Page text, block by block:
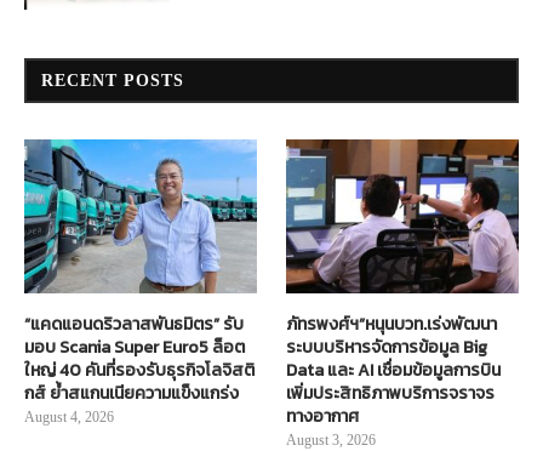
RECENT POSTS
“แคดแอนดริวลาสพันธมิตร” รับ
มอบ Scania Super Euro5 ล็อต
ใหญ่ 40 คันที่รองรับธุรกิจโลจิสติ
กส์ ย้ำสแกนเนียความแข็งแกร่ง
August 4, 2026
ภัทรพงศ์ฯ”หนุนบวท.เร่งพัฒนา
ระบบบริหารจัดการข้อมูล Big
Data และ AI เชื่อมข้อมูลการบิน
เพิ่มประสิทธิภาพบริการจราจร
ทางอากาศ
August 3, 2026